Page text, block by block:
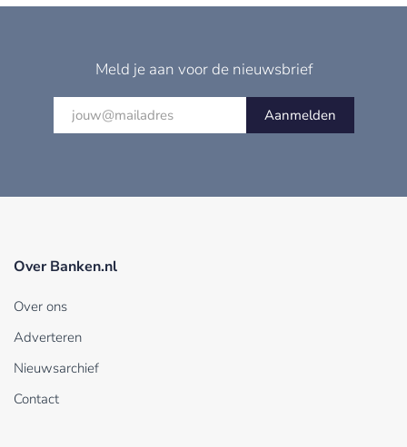
Meld je aan voor de nieuwsbrief
Aanmelden
Over Banken.nl
Over ons
Adverteren
Nieuwsarchief
Contact